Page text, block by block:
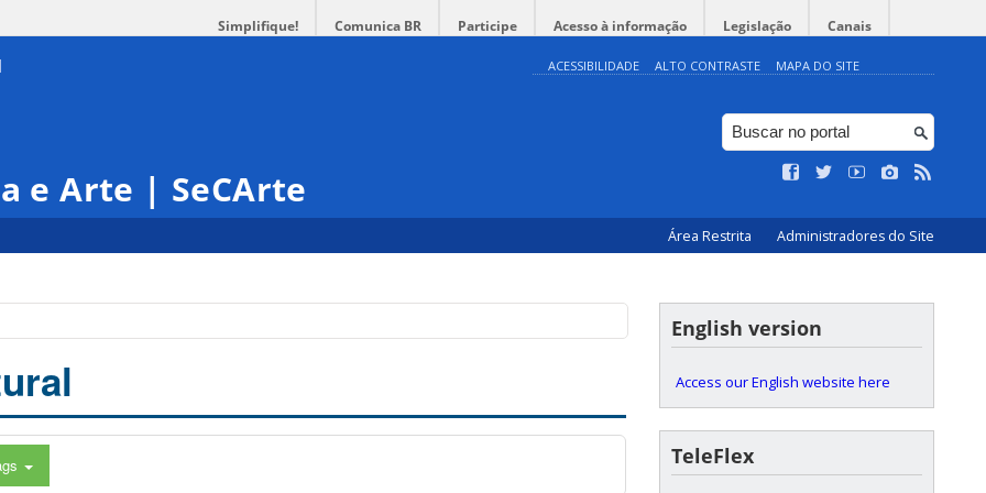
Simplifique! Comunica BR Participe Acesso à informação Legislação Canais
ACESSIBILIDADE ALTO CONTRASTE MAPA DO SITE
e Arte | SeCArte
Área Restrita Administradores do Site
English version
Access our English website here
TeleFlex